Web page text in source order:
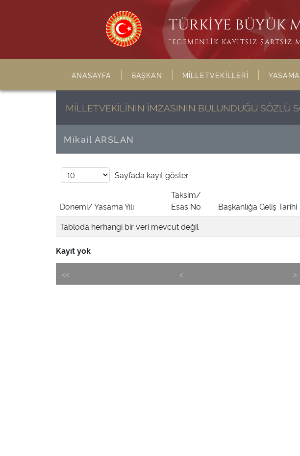
TÜRKİYE BÜYÜK
“EGEMENLİK KAYITSIZ ŞARTSIZ
ANASAYFA BAŞKAN MİLLETVEKİLLERİ YASAMA
MİLLETVEKİLİNİN İMZASININ BULUNDUĞU SÖZLÜ
Mikail ARSLAN
Sayfada kayıt göster
Dönemi/ Yasama Yılı
Taksim/
Esas No
Başkanlığa Geliş Tarihi
Tabloda herhangi bir veri mevcut değil
Kayıt yok
<< < >